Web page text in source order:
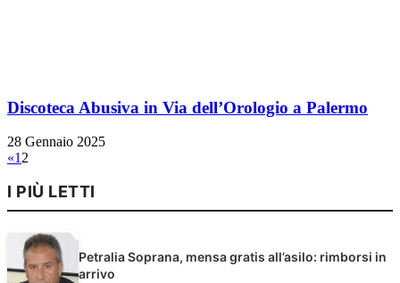
Discoteca Abusiva in Via dell’Orologio a Palermo
28 Gennaio 2025
«12
I PIÙ LETTI
Petralia Soprana, mensa gratis all’asilo: rimborsi in
arrivo